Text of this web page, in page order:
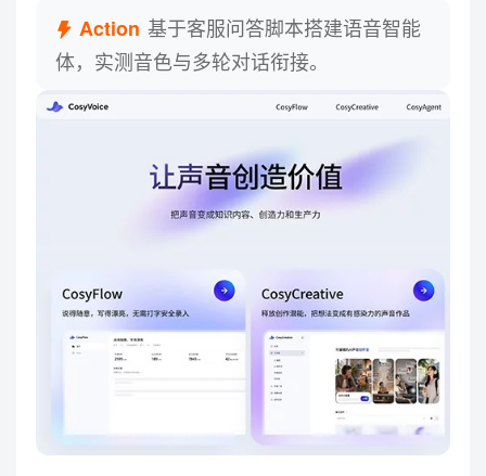
Action 基于客服问答脚本搭建语音智能
体，实测音色与多轮对话衔接。
阿里推出 CosyVoice Studio！
整合语音生成与实时智能体搭建能力
口，目前限时免费开放。同步提供的 CosyAgent 可通
过自然语言快速创建实时语音智能体，并接入企业知识
与工具调用，也兼容 Prompt 和 Workflow 配置，面向智
能客服、电话营销等场景。